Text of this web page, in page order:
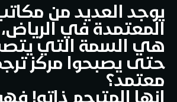
يوجد العديد من
المعتمدة في
هي السمة التي
حتى يصبحوا مركز
معتمد؟
إنها المترجم ذاته!